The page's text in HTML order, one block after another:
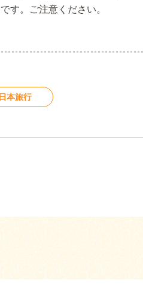
す。ご注意ください。
日本旅行